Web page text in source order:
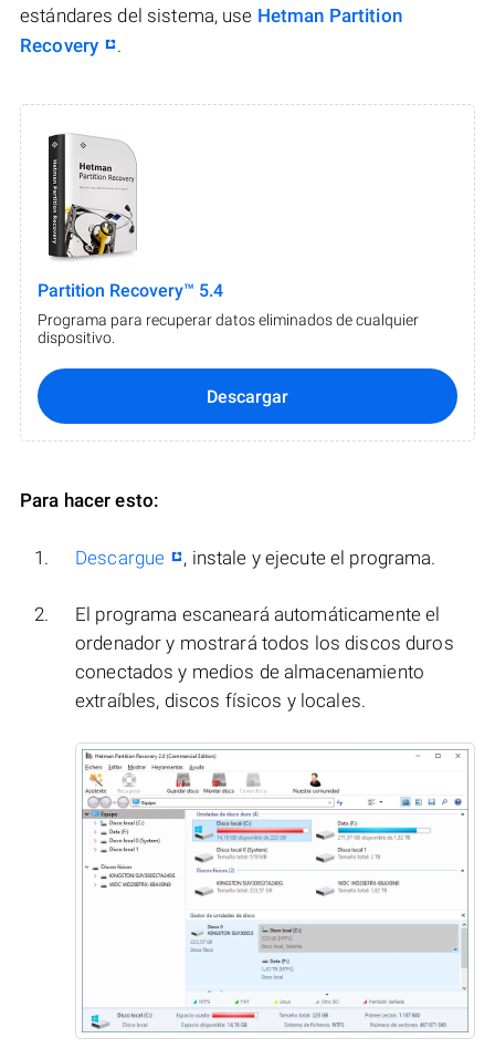
estándares del sistema, use Hetman Partition
Recovery
.
Partition Recovery™ 5.4
Programa para recuperar datos eliminados de cualquier
dispositivo.
Descargar
Para hacer esto:
Descargue , instale y ejecute el programa.
El programa escaneará automáticamente el
ordenador y mostrará todos los discos duros
conectados y medios de almacenamiento
extraíbles, discos físicos y locales.